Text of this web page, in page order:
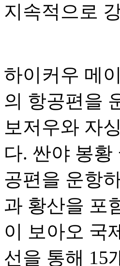
지속적으로
하이커우 메
의 항공편을
보저우와 자
다. 싼야 봉황
공편을 운항
과 황산을 포
이 보아오 국
선을 통해 15